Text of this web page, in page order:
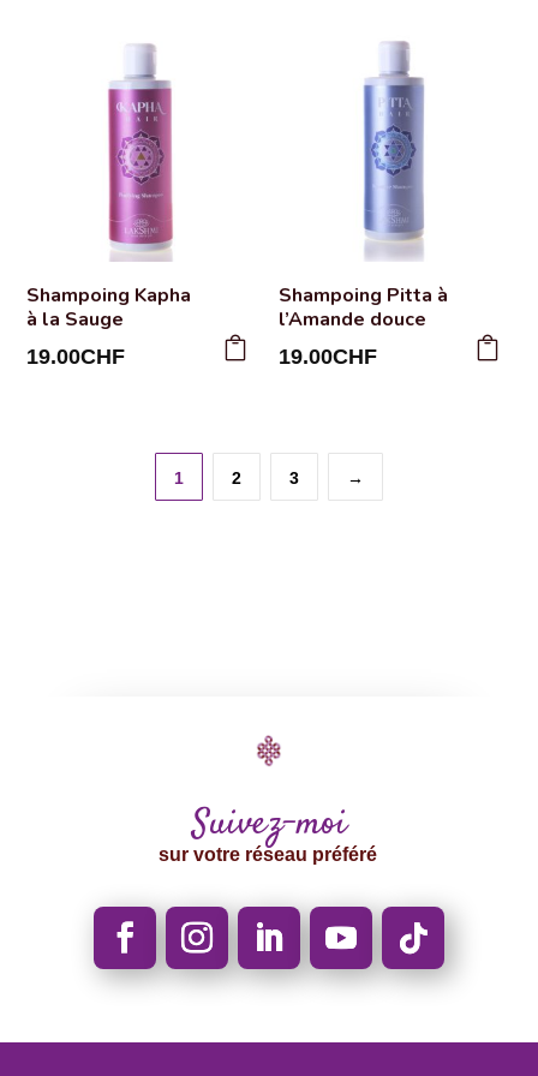
208.00CHF.
Shampoing Kapha
à la Sauge
19.00CHF
Shampoing Pitta à
l’Amande douce
19.00CHF
1 2 3 →
Suivez-moi
sur votre réseau préféré